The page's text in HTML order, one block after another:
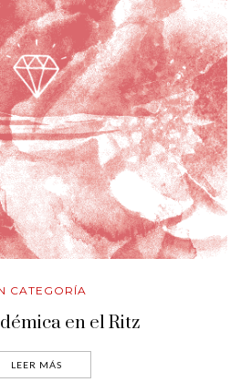
CATEGORÍA
en el Ritz
LEER MÁS